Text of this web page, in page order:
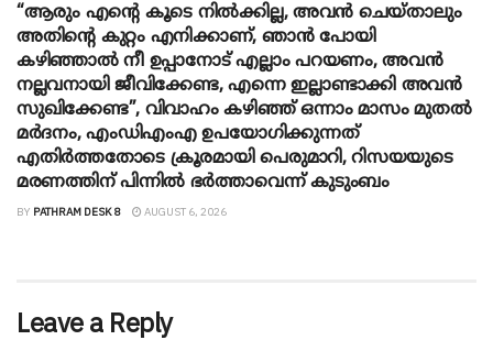
“ആരും എന്റെ കൂടെ നില്‍ക്കില്ല, അവൻ ചെയ്താലും
അതിന്റെ കുറ്റം എനിക്കാണ്, ഞാന്‍ പോയി
കഴിഞ്ഞാല്‍ നീ ഉപ്പാനോട് എല്ലാം പറയണം, അവന്‍
നല്ലവനായി ജീവിക്കേണ്ട, എന്നെ ഇല്ലാണ്ടാക്കി അവന്‍
സുഖിക്കേണ്ട”, വിവാഹം കഴിഞ്ഞ് ഒന്നാം മാസം മുതല്‍
മര്‍ദനം, എംഡിഎംഎ ഉപയോഗിക്കുന്നത്
എതിര്‍ത്തതോടെ ക്രൂരമായി പെരുമാറി, റിസയയുടെ
മരണത്തിന് പിന്നില്‍ ഭര്‍ത്താവെന്ന് കുടുംബം
BY PATHRAM DESK 8 AUGUST 6, 2026
Leave a Reply